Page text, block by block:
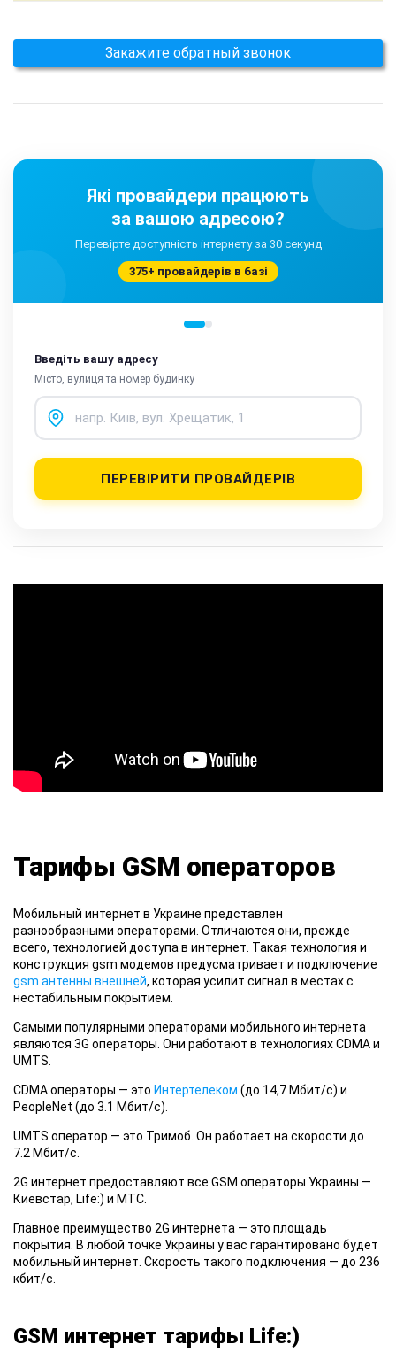
Закажите обратный звонок
Які провайдери працюють
за вашою адресою?
Перевірте доступність інтернету за 30 секунд
375+ провайдерів в базі
Введіть вашу адресу
Місто, вулиця та номер будинку
ПЕРЕВІРИТИ ПРОВАЙДЕРІВ
Тарифы GSM операторов
Мобильный интернет в Украине представлен
разнообразными операторами. Отличаются они, прежде
всего, технологией доступа в интернет. Такая технология и
конструкция gsm модемов предусматривает и подключение
gsm антенны внешней, которая усилит сигнал в местах с
нестабильным покрытием.
Самыми популярными операторами мобильного интернета
являются 3G операторы. Они работают в технологиях CDMA и
UMTS.
CDMAоператоры — это Интертелеком (до 14,7 Мбит/с) и
PeopleNet (до 3.1 Мбит/с).
UMTS оператор — это Тримоб. Он работает на скорости до
7.2 Мбит/с.
2G интернет предоставляют все GSM операторы Украины —
Киевстар, Life:) и МТС.
Главное преимущество 2G интернета — это площадь
покрытия. В любой точке Украины у вас гарантировано будет
мобильный интернет. Скорость такого подключения — до 236
кбит/с.
GSM интернет тарифы Life:)